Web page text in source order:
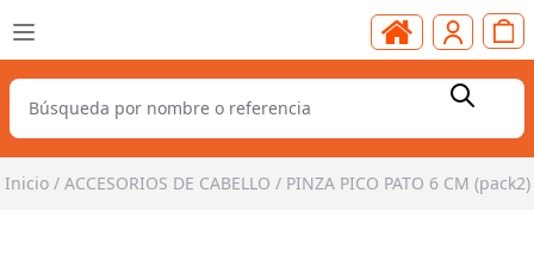
Inicio / ACCESORIOS DE CABELLO / PINZA PICO PATO 6 CM (pack2)